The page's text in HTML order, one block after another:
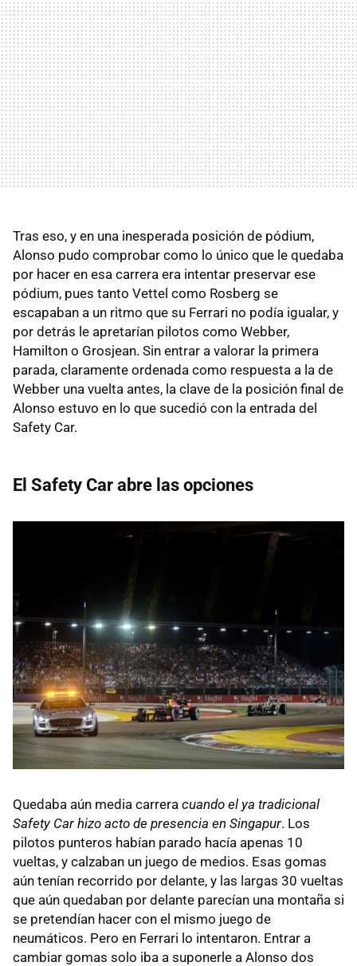
Tras eso, y en una inesperada posición de pódium,
Alonso pudo comprobar como lo único que le quedaba
por hacer en esa carrera era intentar preservar ese
pódium, pues tanto Vettel como Rosberg se
escapaban a un ritmo que su Ferrari no podía igualar, y
por detrás le apretarían pilotos como Webber,
Hamilton o Grosjean. Sin entrar a valorar la primera
parada, claramente ordenada como respuesta a la de
Webber una vuelta antes, la clave de la posición final de
Alonso estuvo en lo que sucedió con la entrada del
Safety Car.
El Safety Car abre las opciones
Quedaba aún media carrera cuando el ya tradicional
Safety Car hizo acto de presencia en Singapur. Los
pilotos punteros habían parado hacía apenas 10
vueltas, y calzaban un juego de medios. Esas gomas
aún tenían recorrido por delante, y las largas 30 vueltas
que aún quedaban por delante parecían una montaña si
se pretendían hacer con el mismo juego de
neumáticos. Pero en Ferrari lo intentaron. Entrar a
cambiar gomas solo iba a suponerle a Alonso dos